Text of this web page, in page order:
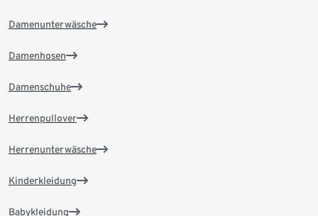
Damenunterwäsche
Damenhosen
Damenschuhe
Herrenpullover
Herrenunterwäsche
Kinderkleidung
Babykleidung